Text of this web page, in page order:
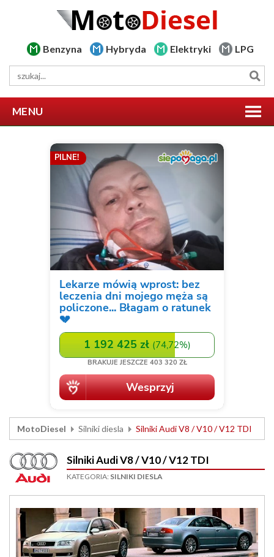
Benzyna Hybryda Elektryki LPG
MENU
MotoDiesel Silniki diesla Silniki Audi V8 / V10 / V12 TDI
Silniki Audi V8 / V10 / V12 TDI
KATEGORIA: SILNIKI DIESLA